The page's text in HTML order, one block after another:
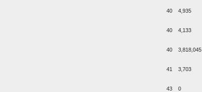
40 4,935
40 4,133
40 3,818,045
41 3,703
43 0